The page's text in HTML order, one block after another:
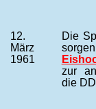
12.
März
1961
Die
zur
die